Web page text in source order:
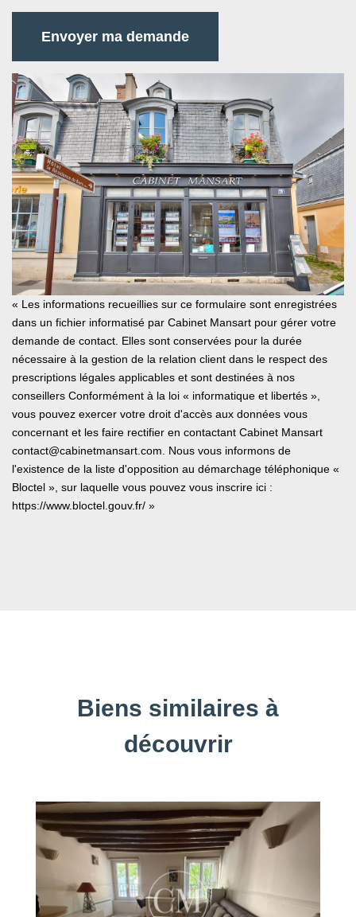
Envoyer ma demande
« Les informations recueillies sur ce formulaire sont enregistrées
dans un fichier informatisé par Cabinet Mansart pour gérer votre
demande de contact. Elles sont conservées pour la durée
nécessaire à la gestion de la relation client dans le respect des
prescriptions légales applicables et sont destinées à nos
conseillers Conformément à la loi « informatique et libertés »,
vous pouvez exercer votre droit d'accès aux données vous
concernant et les faire rectifier en contactant Cabinet Mansart
contact@cabinetmansart.com. Nous vous informons de
l'existence de la liste d'opposition au démarchage téléphonique «
Bloctel », sur laquelle vous pouvez vous inscrire ici :
https://www.bloctel.gouv.fr/ »
Biens similaires à
découvrir